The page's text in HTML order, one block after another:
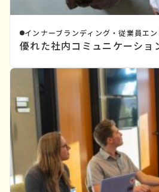
優れた社内コミュニケーショ
インナーブランディング・従業員エ